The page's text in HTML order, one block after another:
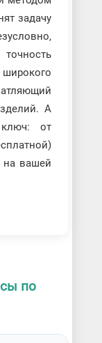
задачу
А
ключ: от
на вашей
по